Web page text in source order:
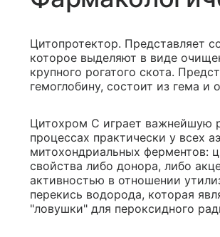
Цитопротектор. Представляет
которое выделяют в виде
крупного рогатого скота.
гемоглобину, состоит из гема
Цитохром С играет важнейшую
процессах практически у всех
митохондриальных ферментов:
свойства либо донора, либо
активностью в отношении
перекись водорода, которая
"ловушки" для пероксидного